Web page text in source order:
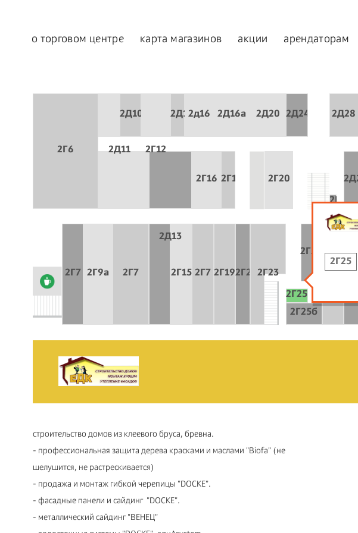
о торговом центре карта магазинов акции арендаторам
2Г25
2Г21
2Д28
2Г25
2Г25а
2Д13
2Д14
2Г6
2Д24
2Г16
2Д20
2Г25б
2Г20а
2Г23
2Г19
2Г18
2Д11
2Г7 2Г27
2д16
2Г12
2Г7 2Г15
2Г9а
2Д10
2Г20
2Г7
2Д16а
строительство домов из клеевого бруса, бревна.
- профессиональная защита дерева красками и маслами "Biofa" (не
шелушится, не растрескивается)
- продажа и монтаж гибкой черепицы "DOCKE".
- фасадные панели и сайдинг "DOCKE".
- металлический сайдинг "ВЕНЕЦ"